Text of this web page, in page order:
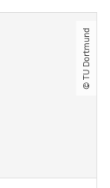
© TU Dortmund